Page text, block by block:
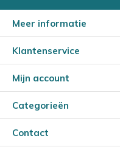
Meer informatie
Klantenservice
Mijn account
Categorieën
Contact